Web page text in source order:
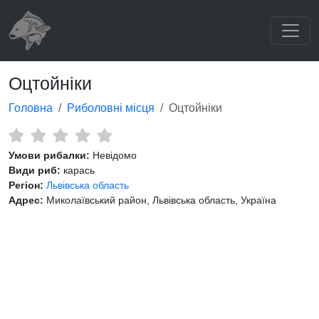
Оцтойніки
Головна Риболовні місця Оцтойніки
Умови рибалки: Невідомо
Види риб: карась
Регіон: Львівська область
Адрес: Миколаївський район, Львівська область, Україна